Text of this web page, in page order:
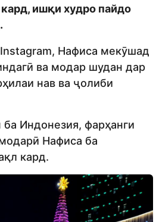
ишқи худро пайдо
Нафиса мекӯшад
ва модар шудан дар
нав ва ҷолиби
Индонезия, фарҳанги
Нафиса ба
кард.